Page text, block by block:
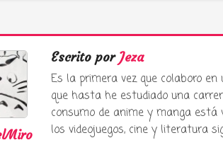
Escrito por Jeza
Es la primera vez que colaboro
que hasta he estudiado una
consumo de anime y manga está
los videojuegos, cine y literatura